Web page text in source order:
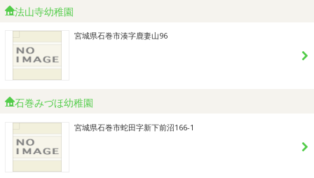
法山寺幼稚園
宮城県石巻市湊字鹿妻山96
石巻みづほ幼稚園
宮城県石巻市蛇田字新下前沼166-1